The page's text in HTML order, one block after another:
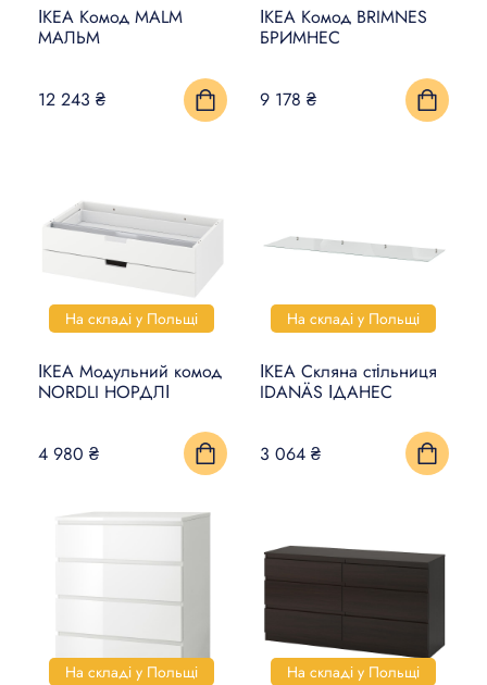
ІКЕА Комод MALM
МАЛЬМ
12 243 ₴
ІКЕА Комод BRIMNES
БРИМНЕС
9 178 ₴
На складі у Польщі
ІКЕА Модульний комод
NORDLI НОРДЛІ
4 980 ₴
На складі у Польщі
ІКЕА Скляна стільниця
IDANÄS ІДАНЕС
3 064 ₴
На складі у Польщі На складі у Польщі